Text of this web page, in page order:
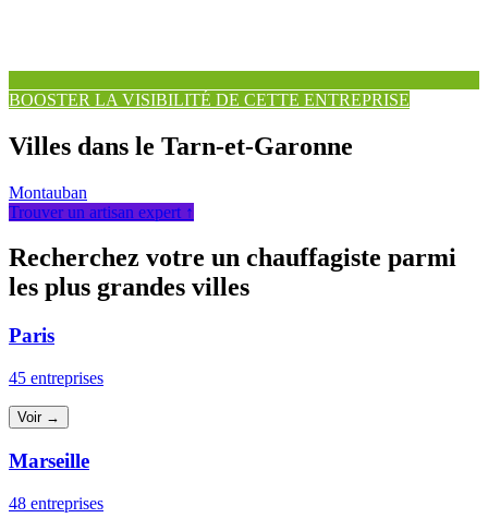
BOOSTER LA VISIBILITÉ DE CETTE ENTREPRISE
Villes dans le Tarn-et-Garonne
Montauban
Trouver un artisan expert ↑
Recherchez votre un chauffagiste parmi
les plus grandes villes
Paris
45 entreprises
Voir →
Marseille
48 entreprises